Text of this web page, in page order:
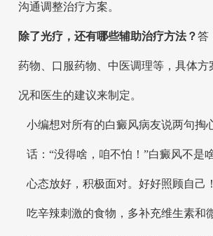
沟通调整治疗方案。
除了光疗，还有哪些辅助治疗方法？答
药物、口服药物、中医调理等，具体方
况和医生的建议来制定。
小编想对所有的白癜风病友说两句掏
话：“没得啥，咱不怕！”白癜风不是
心态放好，积极面对。好好照顾自己
吃辛辣刺激的食物，多补充维生素和